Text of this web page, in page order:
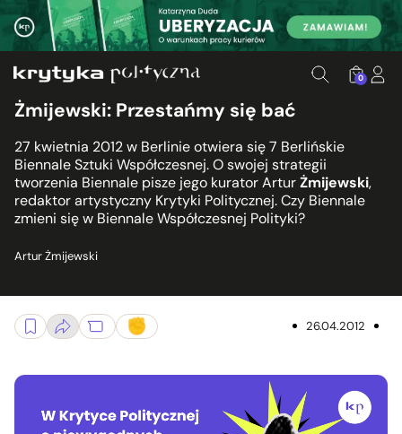
0
Żmijewski: Przestańmy się bać
27 kwietnia 2012 w Berlinie otwiera się 7 Berlińskie
Biennale Sztuki Współczesnej. O swojej strategii
tworzenia Biennale pisze jego kurator ArturŻmijewski,
redaktor artystyczny Krytyki Politycznej. Czy Biennale
zmieni się w Biennale Współczesnej Polityki?
Artur Żmijewski
26.04.2012